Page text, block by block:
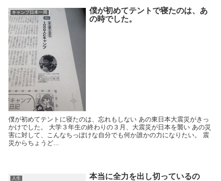
キャンプ日本一周
僕が初めてテントで寝たのは、あ
の時でした。
僕が初めてテントに寝たのは、忘れもしない あの東日本大震災がきっ
かけでした。 大学３年生の終わりの３月、大震災が日本を襲い あの災
害に対して、こんなちっぽけな自分でも何か誰かの力になりたい。 震
災からちょうど...
人生
本当に全力を出し切っているの